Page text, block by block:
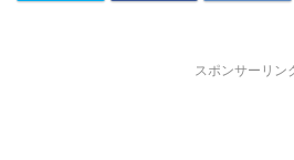
スポンサーリン